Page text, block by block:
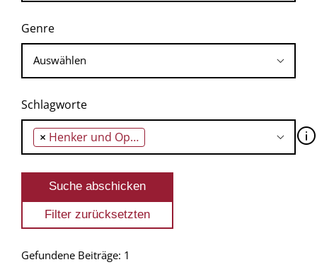
Genre
Schlagworte
× Henker und Opfer sind die gleichen Leute 🛈
Gefundene Beiträge: 1